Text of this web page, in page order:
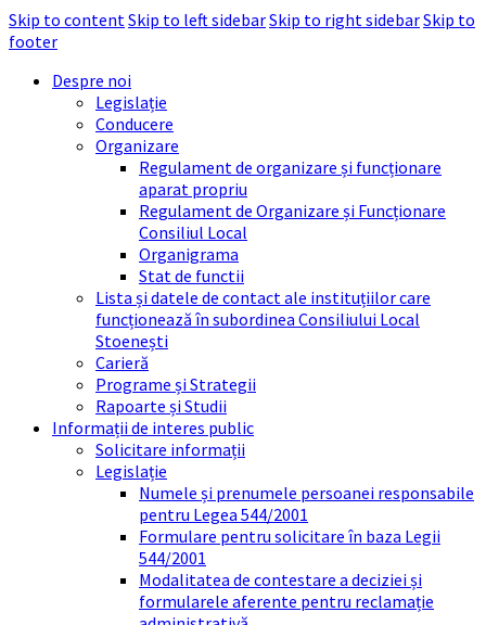
Skip to contentSkip to left sidebarSkip to right sidebarSkip to
footer
Despre noi
Legislație
Conducere
Organizare
Regulament de organizare și funcționare
aparat propriu
Regulament de Organizare și Funcționare
Consiliul Local
Organigrama
Stat de functii
Lista și datele de contact ale instituțiilor care
funcționează în subordinea Consiliului Local
Stoenești
Carieră
Programe și Strategii
Rapoarte și Studii
Informații de interes public
Solicitare informații
Legislație
Numele și prenumele persoanei responsabile
pentru Legea 544/2001
Formulare pentru solicitare în baza Legii
544/2001
Modalitatea de contestare a deciziei și
formularele aferente pentru reclamație